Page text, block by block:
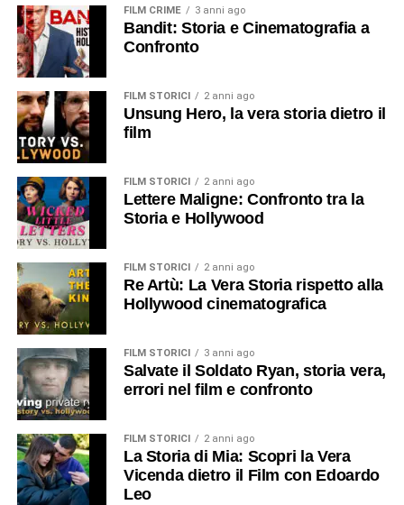
FILM CRIME 3 anni ago
Bandit: Storia e Cinematografia a
Confronto
FILM STORICI 2 anni ago
Unsung Hero, la vera storia dietro il
film
FILM STORICI 2 anni ago
Lettere Maligne: Confronto tra la
Storia e Hollywood
FILM STORICI 2 anni ago
Re Artù: La Vera Storia rispetto alla
Hollywood cinematografica
FILM STORICI 3 anni ago
Salvate il Soldato Ryan, storia vera,
errori nel film e confronto
FILM STORICI 2 anni ago
La Storia di Mia: Scopri la Vera
Vicenda dietro il Film con Edoardo
Leo